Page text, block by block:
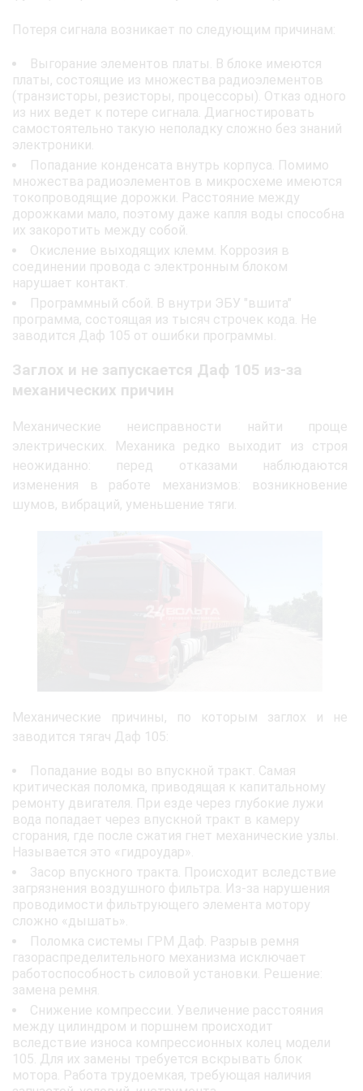
Потеря сигнала возникает по следующим причинам:
Выгорание элементов платы. В блоке имеются
платы, состоящие из множества радиоэлементов
(транзисторы, резисторы, процессоры). Отказ одного
из них ведет к потере сигнала. Диагностировать
самостоятельно такую неполадку сложно без знаний
электроники.
Попадание конденсата внутрь корпуса. Помимо
множества радиоэлементов в микросхеме имеются
токопроводящие дорожки. Расстояние между
дорожками мало, поэтому даже капля воды способна
их закоротить между собой.
Окисление выходящих клемм. Коррозия в
соединении провода с электронным блоком
нарушает контакт.
Программный сбой. В внутри ЭБУ "вшита"
программа, состоящая из тысяч строчек кода. Не
заводится Даф 105 от ошибки программы.
Заглох и не запускается Даф 105 из-за
механических причин
Механические неисправности найти проще
электрических. Механика редко выходит из строя
неожиданно: перед отказами наблюдаются
изменения в работе механизмов: возникновение
шумов, вибраций, уменьшение тяги.
Механические причины, по которым заглох и не
заводится тягач Даф 105:
Попадание воды во впускной тракт. Самая
критическая поломка, приводящая к капитальному
ремонту двигателя. При езде через глубокие лужи
вода попадает через впускной тракт в камеру
сгорания, где после сжатия гнет механические узлы.
Называется это «гидроудар».
Засор впускного тракта. Происходит вследствие
загрязнения воздушного фильтра. Из-за нарушения
проводимости фильтрующего элемента мотору
сложно «дышать».
Поломка системы ГРМ Даф. Разрыв ремня
газораспределительного механизма исключает
работоспособность силовой установки. Решение:
замена ремня.
Снижение компрессии. Увеличение расстояния
между цилиндром и поршнем происходит
вследствие износа компрессионных колец модели
105. Для их замены требуется вскрывать блок
мотора. Работа трудоемкая, требующая наличия